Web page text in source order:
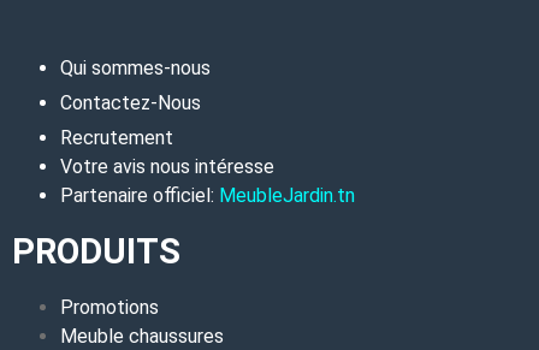
Qui sommes-nous
Contactez-Nous
Recrutement
Votre avis nous intéresse
Partenaire officiel: MeubleJardin.tn
PRODUITS
Promotions
Meuble chaussures